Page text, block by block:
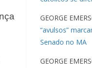
GEORGE
“avulsos”
Senado no MA
GEORGE